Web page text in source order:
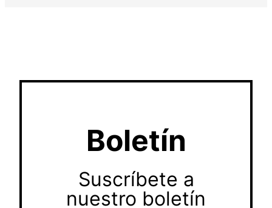
Boletín
Suscríbete a
nuestro boletín